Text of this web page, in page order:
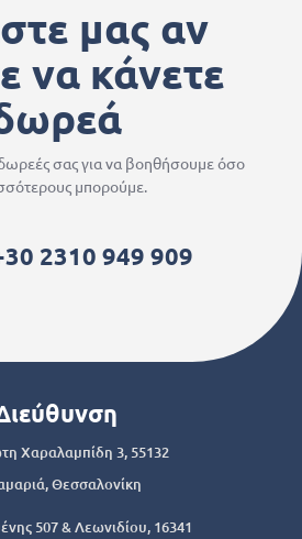
μας αν
να κάνετε
σας για να βοηθήσουμε όσο
μπορούμε.
2310 949 909
Χαραλαμπίδη 3, 55132
Θεσσαλονίκη
507 & Λεωνιδίου, 16341